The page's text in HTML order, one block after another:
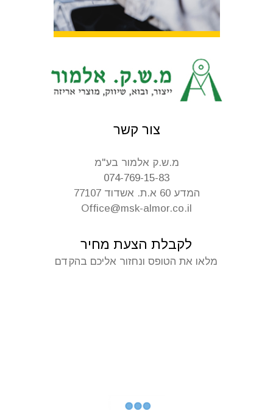
צור קשר
מ.ש.ק אלמור בע"מ
Office@msk-almor.co.il
המדע 60 א.ת. אשדוד 77107
074-769-15-83
לקבלת הצעת מחיר
מלאו את הטופס ונחזור אליכם בהקדם